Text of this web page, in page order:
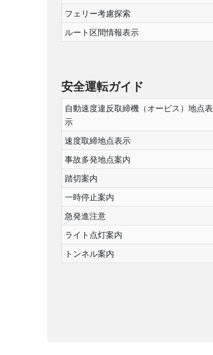
フェリー考慮探索
ルート区間情報表示
安全運転ガイド
自動速度違反取締機（オービス）地点表
示
速度取締地点表示
事故多発地点案内
踏切案内
一時停止案内
急発進注意
ライト点灯案内
トンネル案内